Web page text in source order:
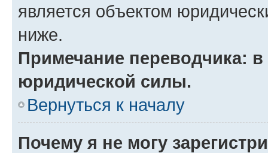
является объектом
ниже.
Примечание переводчика:
юридической силы.
Вернуться к началу
Почему я не могу